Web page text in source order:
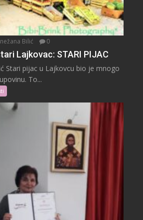
Bilić 0
Lajkovac: STARI PIJAC
Stari pijac u Lajkovcu bio je mnogo
To...